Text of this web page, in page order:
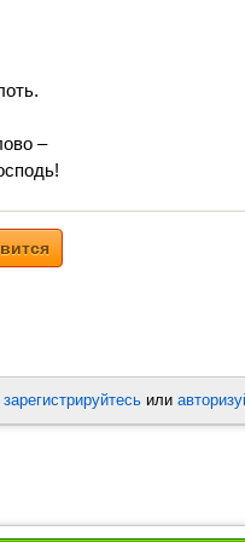
–
зарегистрируйтесь или